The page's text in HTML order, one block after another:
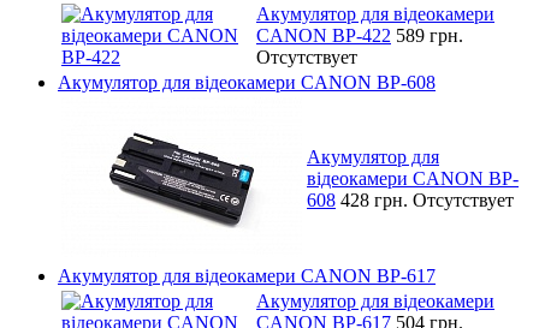
Акумулятор для відеокамери
CANON BP-422 589 грн.
Отсутствует
Акумулятор для відеокамери CANON BP-608
Акумулятор для
відеокамери CANON BP-
608 428 грн. Отсутствует
Акумулятор для відеокамери CANON BP-617
Акумулятор для відеокамери
CANON BP-617 504 грн.